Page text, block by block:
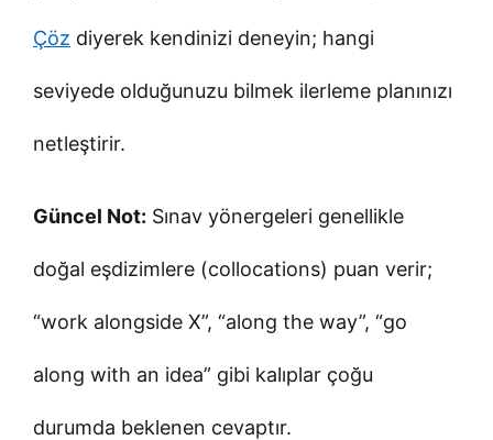
Çöz diyerek kendinizi deneyin; hangi
seviyede olduğunuzu bilmek ilerleme planınızı
netleştirir.
Güncel Not: Sınav yönergeleri genellikle
doğal eşdizimlere (collocations) puan verir;
“work alongside X”, “along the way”, “go
along with an idea” gibi kalıplar çoğu
durumda beklenen cevaptır.